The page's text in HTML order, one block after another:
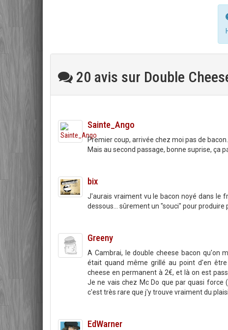
20 avis sur Double
Sainte_Ango
Premier coup, arrivée chez moi pas de bacon.
Mais au second passage, bonne suprise, ça
bix
J'aurais vraiment vu le bacon noyé dans le
dessous... sûrement un "souci" pour produire
Greeny
A Cambrai, le double cheese bacon qu'on
était quand même grillé au point d'en
cheese en permanent à 2€, et là on est
Je ne vais chez Mc Do que par quasi
c'est très rare que j'y trouve vraiment du
EdWarner